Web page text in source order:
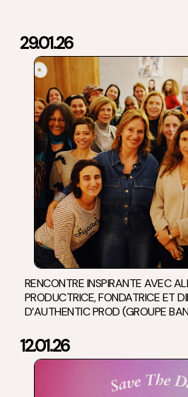
29.01.26
RENCONTRE INSPIRANTE AVEC
PRODUCTRICE, FONDATRICE ET
D’AUTHENTIC PROD (GROUPE
12.01.26